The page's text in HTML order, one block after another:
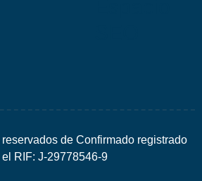
de Confirmado registrado
RIF: J-29778546-9